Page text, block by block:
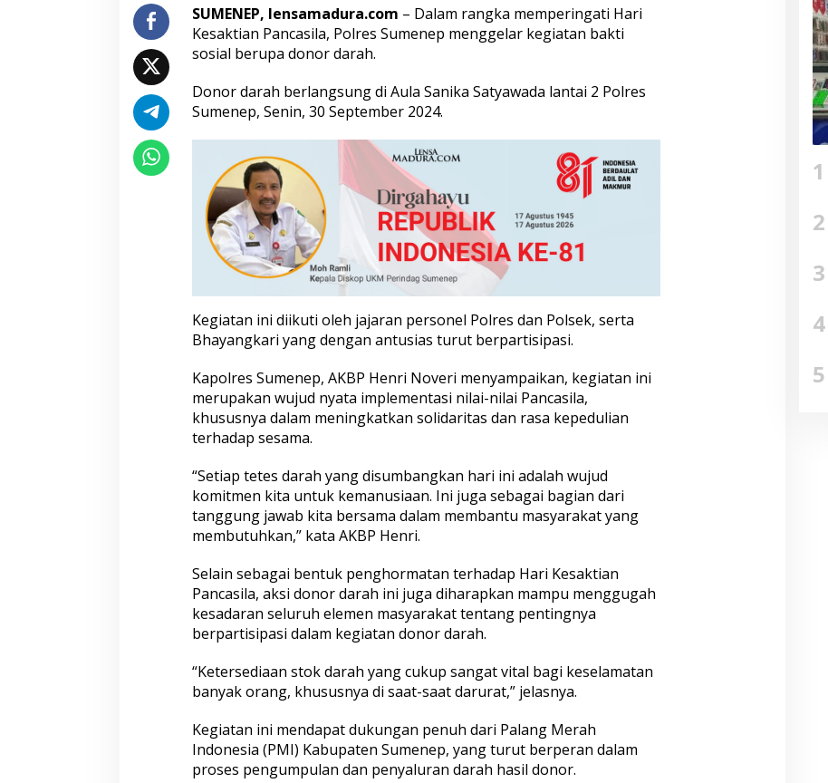
s
i
a
e
n
a
n
D
o
n
o
r
D
a
h
SUMENEP, lensamadura.com – Dalam rangka memperingati Hari
Kesaktian Pancasila, Polres Sumenep menggelar kegiatan bakti
sosial berupa donor darah.
Donor darah berlangsung di Aula Sanika Satyawada lantai 2 Polres
Sumenep, Senin, 30 September 2024.
Kegiatan ini diikuti oleh jajaran personel Polres dan Polsek, serta
Bhayangkari yang dengan antusias turut berpartisipasi.
Kapolres Sumenep, AKBP Henri Noveri menyampaikan, kegiatan ini
merupakan wujud nyata implementasi nilai-nilai Pancasila,
khususnya dalam meningkatkan solidaritas dan rasa kepedulian
terhadap sesama.
“Setiap tetes darah yang disumbangkan hari ini adalah wujud
komitmen kita untuk kemanusiaan. Ini juga sebagai bagian dari
tanggung jawab kita bersama dalam membantu masyarakat yang
membutuhkan,” kata AKBP Henri.
Selain sebagai bentuk penghormatan terhadap Hari Kesaktian
Pancasila, aksi donor darah ini juga diharapkan mampu menggugah
kesadaran seluruh elemen masyarakat tentang pentingnya
berpartisipasi dalam kegiatan donor darah.
“Ketersediaan stok darah yang cukup sangat vital bagi keselamatan
banyak orang, khususnya di saat-saat darurat,” jelasnya.
Kegiatan ini mendapat dukungan penuh dari Palang Merah
Indonesia (PMI) Kabupaten Sumenep, yang turut berperan dalam
proses pengumpulan dan penyaluran darah hasil donor.
1
2
3
4
5